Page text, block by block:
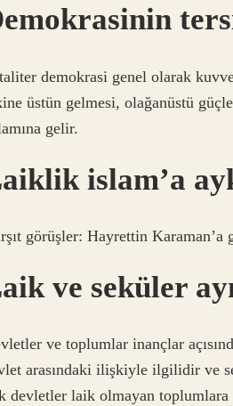
demokrasi genel olarak
üstün gelmesi, olağanüstü
gelir.
islam’a
görüşler: Hayrettin
ve seküler
ve toplumlar inançlar
arasındaki ilişkiyle ilgilidir ve
devletler laik olmayan